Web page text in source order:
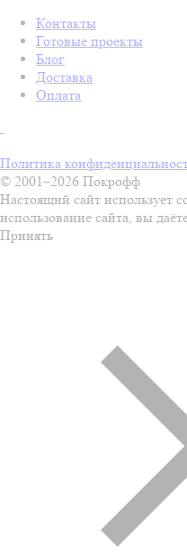
Контакты
Готовые проекты
Блог
Доставка
Оплата
Политика
© 2001–2026 Покрофф
Настоящий сайт использует
использование сайта, вы
Принять